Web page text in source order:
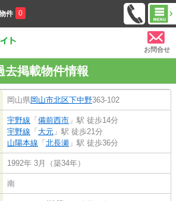
件 0
お問合せ
去掲載物件情報
岡山県 岡山市北区下中野363-102
宇野線 「 備前西市 」駅 徒歩14分
宇野線 「 大元 」駅 徒歩21分
山陽本線 「 北長瀬 」駅 徒歩36分
1992年 3月（築34年）
南